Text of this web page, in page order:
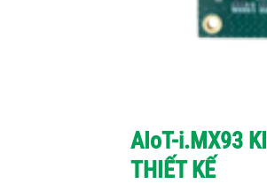
AIoT-i.MX93
THIẾT KẾ